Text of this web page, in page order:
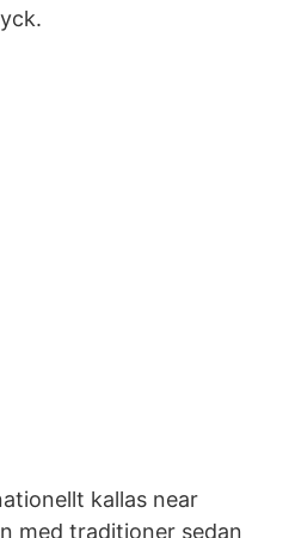
kallas near
med traditioner sedan